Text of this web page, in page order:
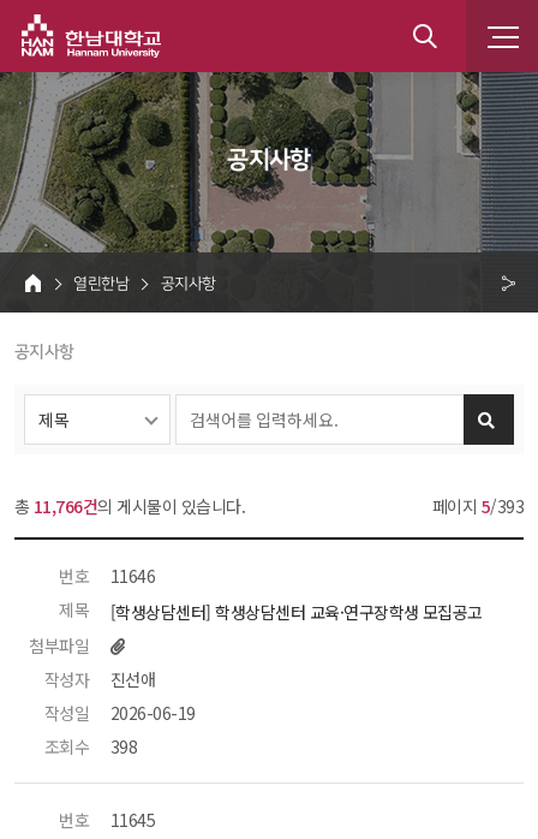
통
공지사항
HOME
열린한남 공지사항
공지사항
총 11,766건의 게시물이 있습니다. 페이지 5/393
번호
11646
제목
[학생상담센터] 학생상담센터 교육·연구장학생 모집공고
첨부파일
작성자
진선애
작성일
2026-06-19
조회수
398
번호
11645